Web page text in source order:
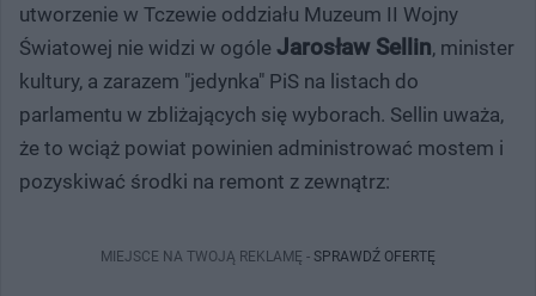
utworzenie w Tczewie oddziału Muzeum II Wojny
Światowej nie widzi w ogóle Jarosław Sellin, minister
kultury, a zarazem "jedynka" PiS na listach do
parlamentu w zbliżających się wyborach. Sellin uważa,
że to wciąż powiat powinien administrować mostem i
pozyskiwać środki na remont z zewnątrz:
MIEJSCE NA TWOJĄ REKLAMĘ - SPRAWDŹ OFERTĘ